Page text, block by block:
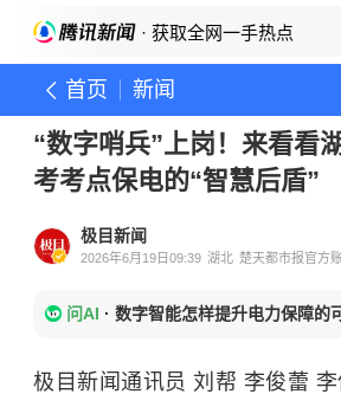
· 获取全网一手热点
首页 新闻
“数字哨兵”上岗！来看看
考考点保电的“智慧后盾”
极目新闻
2026年6月19日09:39 湖北 楚天都市报官方
问AI · 数字智能怎样提升电力保障的
极目新闻通讯员 刘帮 李俊蕾 李